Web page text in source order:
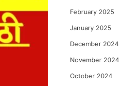
February 2025
January 2025
December 2024
November 2024
October 2024